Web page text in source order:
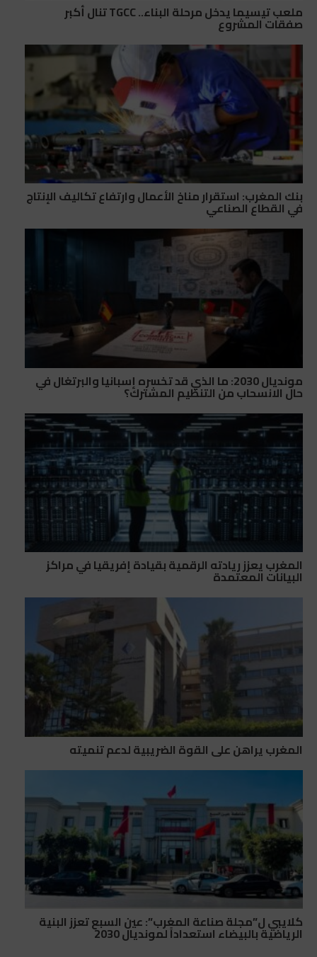
ملعب تيسيما يدخل مرحلة البناء.. TGCC تنال أكبر
صفقات المشروع
بنك المغرب: استقرار مناخ الأعمال وارتفاع تكاليف الإنتاج
في القطاع الصناعي
مونديال 2030: ما الذي قد تخسره إسبانيا والبرتغال في
حال الانسحاب من التنظيم المشترك؟
المغرب يعزز ريادته الرقمية بقيادة إفريقيا في مراكز
البيانات المعتمدة
المغرب يراهن على القوة الضريبية لدعم تنميته
كلايبي ل”مجلة صناعة المغرب”: عين السبع تعزز البنية
الرياضية بالبيضاء استعداداً لمونديال 2030